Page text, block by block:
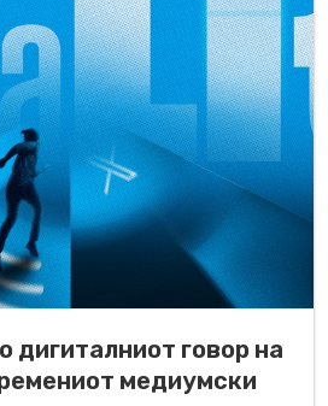
дигиталниот говор на
медиумски